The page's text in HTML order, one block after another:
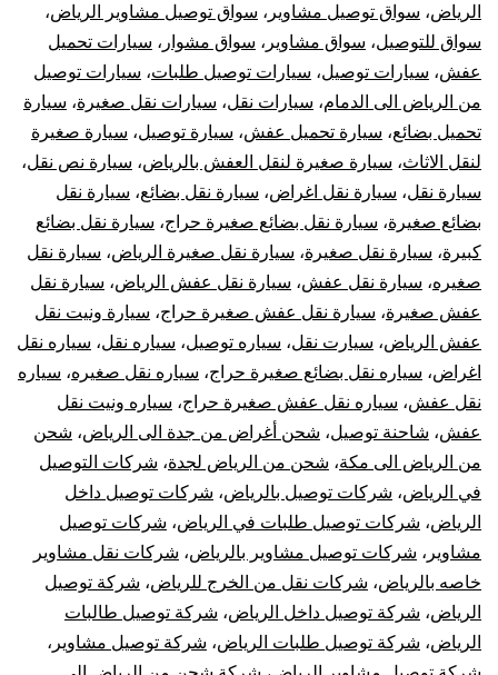
الرياض، سواق توصيل مشاوير ، سواق توصيل مشاوير الرياض،
سواق للتوصيل، سواق مشاوير ، سواق مشوار ، سيارات تحميل
عفش، سيارات توصيل، سيارات توصيل طلبات، سيارات توصيل
من الرياض الى الدمام، سيارات نقل، سيارات نقل صغيرة، سيارة
تحميل بضائع، سيارة تحميل عفش، سيارة توصيل، سيارة صغيرة
لنقل الاثاث، سيارة صغيرة لنقل العفش بالرياض، سيارة نص نقل،
سيارة نقل، سيارة نقل اغراض، سيارة نقل بضائع، سيارة نقل
بضائع صغيرة، سيارة نقل بضائع صغيرة حراج، سيارة نقل بضائع
كبيرة، سيارة نقل صغيرة، سيارة نقل صغيرة الرياض، سيارة نقل
صغيره، سيارة نقل عفش، سيارة نقل عفش الرياض، سيارة نقل
عفش صغيرة، سيارة نقل عفش صغيرة حراج، سيارة ونيت نقل
عفش الرياض، سيارت نقل، سياره توصيل، سياره نقل، سياره نقل
اغراض، سياره نقل بضائع صغيرة حراج، سياره نقل صغيره، سياره
نقل عفش، سياره نقل عفش صغيرة حراج، سياره ونيت نقل
عفش، شاحنة توصيل، شحن أغراض من جدة الى الرياض، شحن
من الرياض الى مكة، شحن من الرياض لجدة، شركات التوصيل
في الرياض، شركات توصيل بالرياض، شركات توصيل داخل
الرياض، شركات توصيل طلبات في الرياض، شركات توصيل
مشاوير ، شركات توصيل مشاوير بالرياض، شركات نقل مشاوير
خاصه بالرياض، شركات نقل من الخرج للرياض، شركة توصيل
الرياض، شركة توصيل داخل الرياض، شركة توصيل طالبات
الرياض، شركة توصيل طلبات الرياض، شركة توصيل مشاوير ،